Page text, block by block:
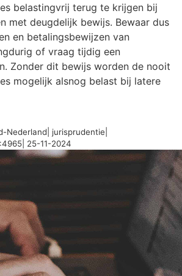
belastingvrij terug te krijgen bij
met deugdelijk bewijs. Bewaar dus
en betalingsbewijzen van
of vraag tijdig een
Zonder dit bewijs worden de nooit
mogelijk alsnog belast bij latere
Nederland| jurisprudentie|
25-11-2024